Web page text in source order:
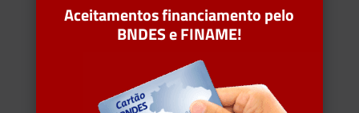
Aceitamentos financiamento pelo
BNDES e FINAME!